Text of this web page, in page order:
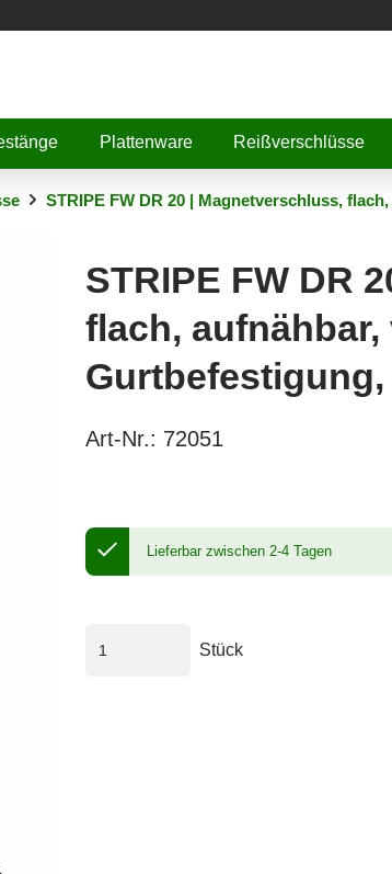
Plattenware Reißverschlüsse
STRIPE FW DR 20 | Magnetverschluss,
STRIPE FW DR
flach,
Gurtbefestigung,
Art-Nr.: 72051
Lieferbar zwischen 2-4 Tagen
Stück